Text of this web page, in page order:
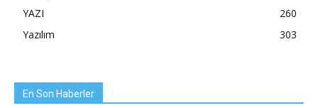
YAZI
260
Yazılım
303
En Son Haberler